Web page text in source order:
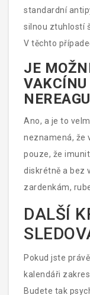
standardní
silnou ztuhlostí
V těchto
JE
Ano, a je to
neznamená, že
pouze, že
diskrétně a bez
zardenkám,
DALŠÍ
Pokud jste
kalendáři
Budete tak